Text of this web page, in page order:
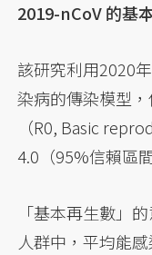
2019-nCoV 的基
該研究利用2020
染病的傳染模型
（R0, Basic
4.0（95%信賴區
「基本再生數」
人群中，平均能